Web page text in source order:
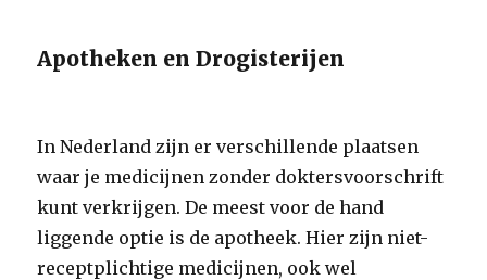
Apotheken en Drogisterijen
In Nederland zijn er verschillende plaatsen
waar je medicijnen zonder doktersvoorschrift
kunt verkrijgen. De meest voor de hand
liggende optie is de apotheek. Hier zijn niet-
receptplichtige medicijnen, ook wel